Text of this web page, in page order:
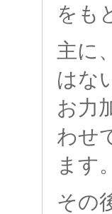
をも
主に
はな
お力
わせ
ます。
その